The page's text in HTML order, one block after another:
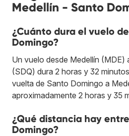
Medellín - Santo
¿Cuánto dura el vuelo
Domingo?
Un vuelo desde Medellín (MDE)
(SDQ) dura 2 horas y 32
vuelta de Santo Domingo a
aproximadamente 2 horas y 35
¿Qué distancia hay
Domingo?